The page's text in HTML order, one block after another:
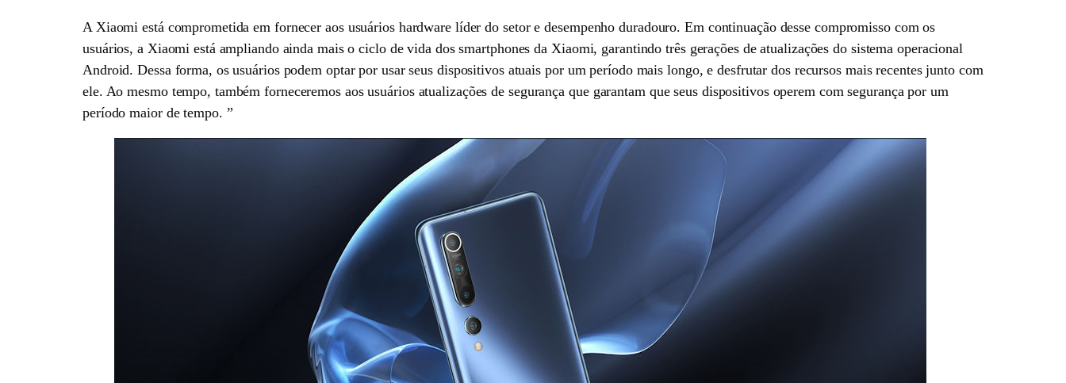
A Xiaomi está comprometida em fornecer aos usuários hardware líder do setor e desempenho duradouro. Em continuação desse compromisso com os
usuários, a Xiaomi está ampliando ainda mais o ciclo de vida dos smartphones da Xiaomi, garantindo três gerações de atualizações do sistema operacional
Android. Dessa forma, os usuários podem optar por usar seus dispositivos atuais por um período mais longo, e desfrutar dos recursos mais recentes junto com
ele. Ao mesmo tempo, também forneceremos aos usuários atualizações de segurança que garantam que seus dispositivos operem com segurança por um
período maior de tempo. ”